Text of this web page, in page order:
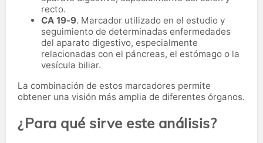
recto.
CA 19-9. Marcador utilizado en el estudio y
seguimiento de determinadas enfermedades
del aparato digestivo, especialmente
relacionadas con el páncreas, el estómago o la
vesícula biliar.
La combinación de estos marcadores permite
obtener una visión más amplia de diferentes órganos.
¿Para qué sirve este análisis?